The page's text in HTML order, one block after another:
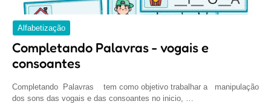
Alfabetização
Completando Palavras - vogais e
consoantes
Completando Palavras tem como objetivo trabalhar a manipulação
dos sons das vogais e das consoantes no inicio, …